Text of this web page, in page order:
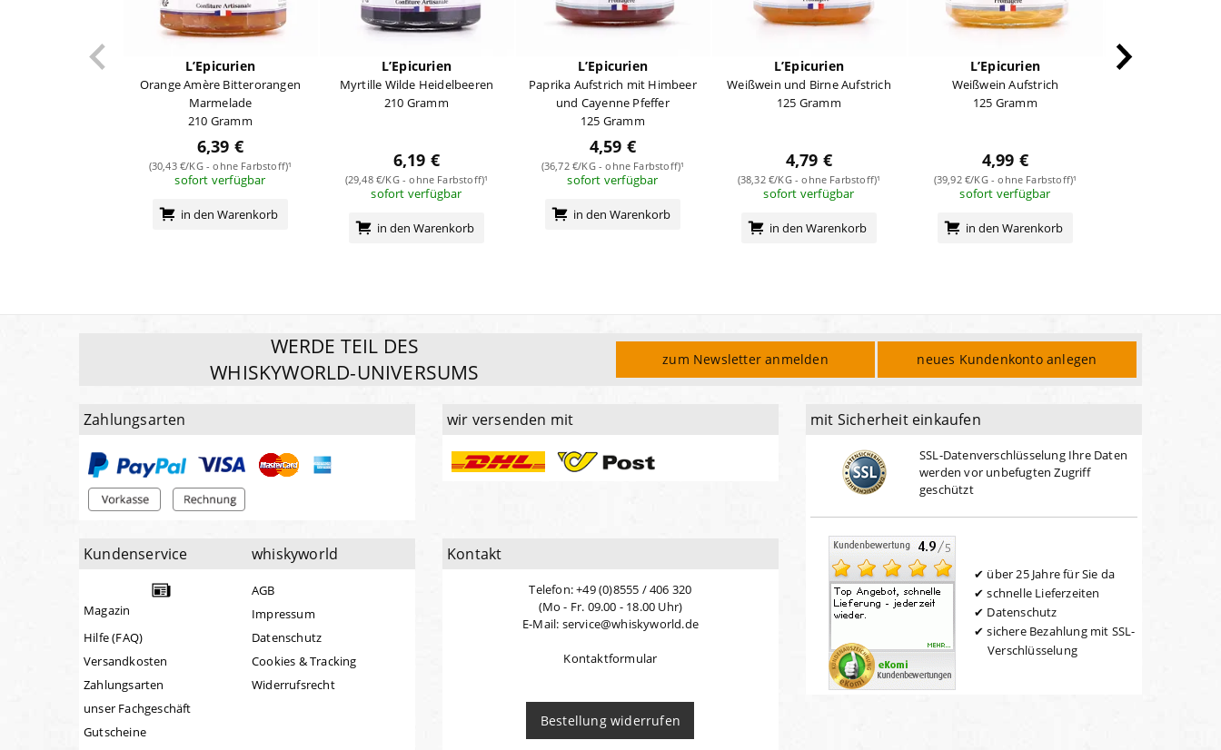
L’Epicurien
Orange Amère Bitterorangen
Marmelade
210 Gramm
6,39 €
(30,43 €/KG - ohne Farbstoff)¹
sofort verfügbar
in den Warenkorb
L’Epicurien
Myrtille Wilde Heidelbeeren
210 Gramm
6,19 €
(29,48 €/KG - ohne Farbstoff)¹
sofort verfügbar
in den Warenkorb
L’Epicurien
Paprika Aufstrich mit Himbeer
und Cayenne Pfeffer
125 Gramm
4,59 €
(36,72 €/KG - ohne Farbstoff)¹
sofort verfügbar
in den Warenkorb
L’Epicurien
Weißwein und Birne Aufstrich
125 Gramm
4,79 €
(38,32 €/KG - ohne Farbstoff)¹
sofort verfügbar
in den Warenkorb
L’Epicurien
Weißwein Aufstrich
125 Gramm
4,99 €
(39,92 €/KG - ohne Farbstoff)¹
sofort verfügbar
in den Warenkorb
WERDE TEIL DES
WHISKYWORLD-UNIVERSUMS
zum Newsletter anmelden neues Kundenkonto anlegen
Zahlungsarten wir versenden mit
Kundenservice
Magazin
Hilfe (FAQ)
Versandkosten
Zahlungsarten
unser Fachgeschäft
Gutscheine
whiskyworld
AGB
Impressum
Datenschutz
Cookies & Tracking
Widerrufsrecht
Kontakt
Telefon: +49 (0)8555 / 406 320
(Mo - Fr. 09.00 - 18.00 Uhr)
E-Mail: service@whiskyworld.de
Kontaktformular
Bestellung widerrufen
mit Sicherheit einkaufen
SSL-Datenverschlüsselung Ihre Daten
werden vor unbefugten Zugriff
geschützt
über 25 Jahre für Sie da
schnelle Lieferzeiten
Datenschutz
sichere Bezahlung mit SSL-
Verschlüsselung